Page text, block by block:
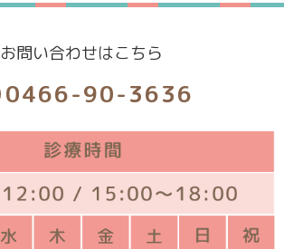
お問い合わせはこちら
0466-90-3636